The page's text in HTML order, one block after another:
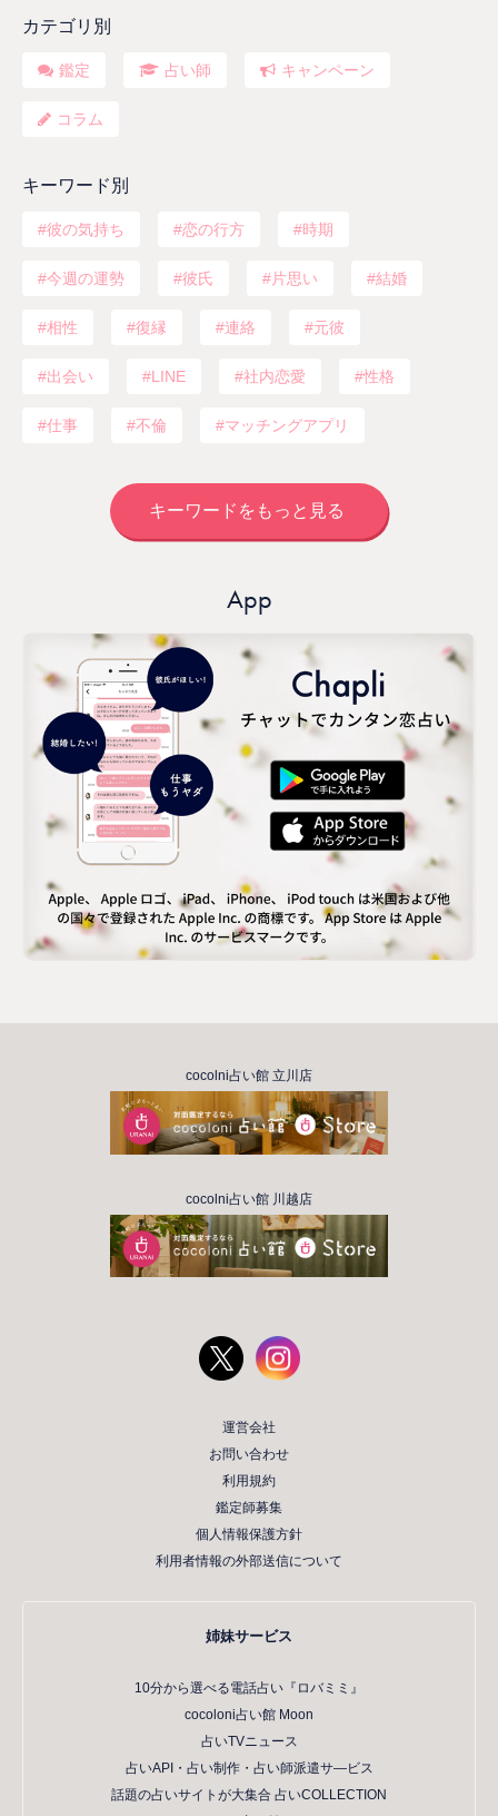
カテゴリ別
鑑定 占い師 キャンペーン
コラム
キーワード別
彼の気持ち 恋の行方 時期
今週の運勢 彼氏 片思い 結婚
相性 復縁 連絡 元彼
出会い LINE 社内恋愛 性格
仕事 不倫 マッチングアプリ
キーワードをもっと見る
App
cocolni占い館 立川店
cocolni占い館 川越店
運営会社
お問い合わせ
利用規約
鑑定師募集
個人情報保護方針
利用者情報の外部送信について
姉妹サービス
10分から選べる電話占い『ロバミミ』
cocoloni占い館 Moon
占いTVニュース
占いAPI・占い制作・占い師派遣サ―ビス
話題の占いサイトが大集合 占いCOLLECTION